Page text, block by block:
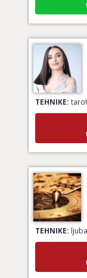
TEHNIKE:tarot
TEHNIKE: